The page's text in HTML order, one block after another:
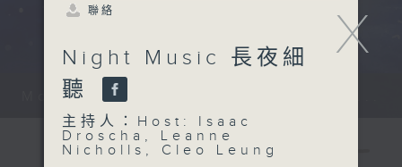
Monday - Sunday 星期一至日 12am...
X
聯絡
Night Music 長夜細
聽
主持人：Host: Isaac
Droscha, Leanne
Nicholls, Cleo Leung